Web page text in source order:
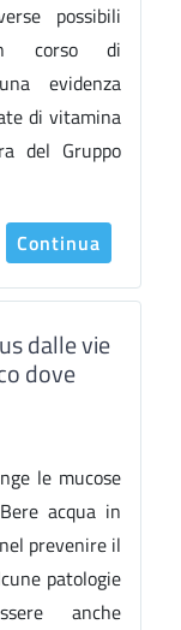
possibili
corso di
evidenza
di vitamina
del Gruppo
Continua
dalle vie
dove
le mucose
acqua in
prevenire il
patologie
anche